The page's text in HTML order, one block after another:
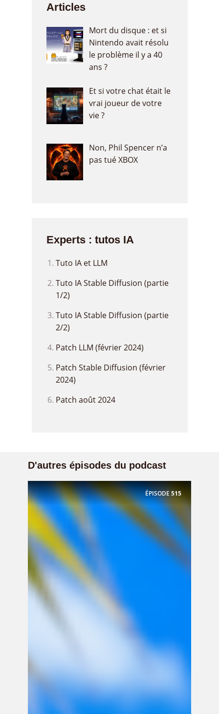
Articles
Mort du disque : et si
Nintendo avait résolu
le problème il y a 40
ans ?
Et si votre chat était le
vrai joueur de votre
vie ?
Non, Phil Spencer n’a
pas tué XBOX
Experts : tutos IA
Tuto IA et LLM
Tuto IA Stable Diffusion (partie
1/2)
Tuto IA Stable Diffusion (partie
2/2)
Patch LLM (février 2024)
Patch Stable Diffusion (février
2024)
Patch août 2024
D'autres épisodes du podcast
ÉPISODE 515